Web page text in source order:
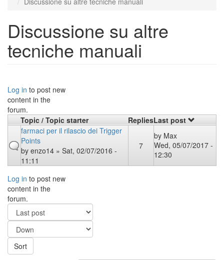
Discussione su altre
tecniche manuali
Log in to post new
content in the
forum.
Topic / Topic starter
RepliesLast post
farmaci per il rilascio dei Trigger
Points
by enzo14 » Sat, 02/07/2016 -
11:11
7
by Max
Wed, 05/07/2017 -
12:30
Log in to post new
content in the
forum.
Order
by
SortSort